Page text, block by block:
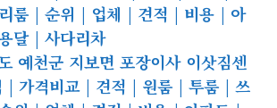
룸 | 순위 | 업체 | 견적 | 비용 | 아
달 | 사다리차
예천군 지보면 포장이사 이삿짐센
| 가격비교 | 견적 | 원룸 | 투룸 | 쓰